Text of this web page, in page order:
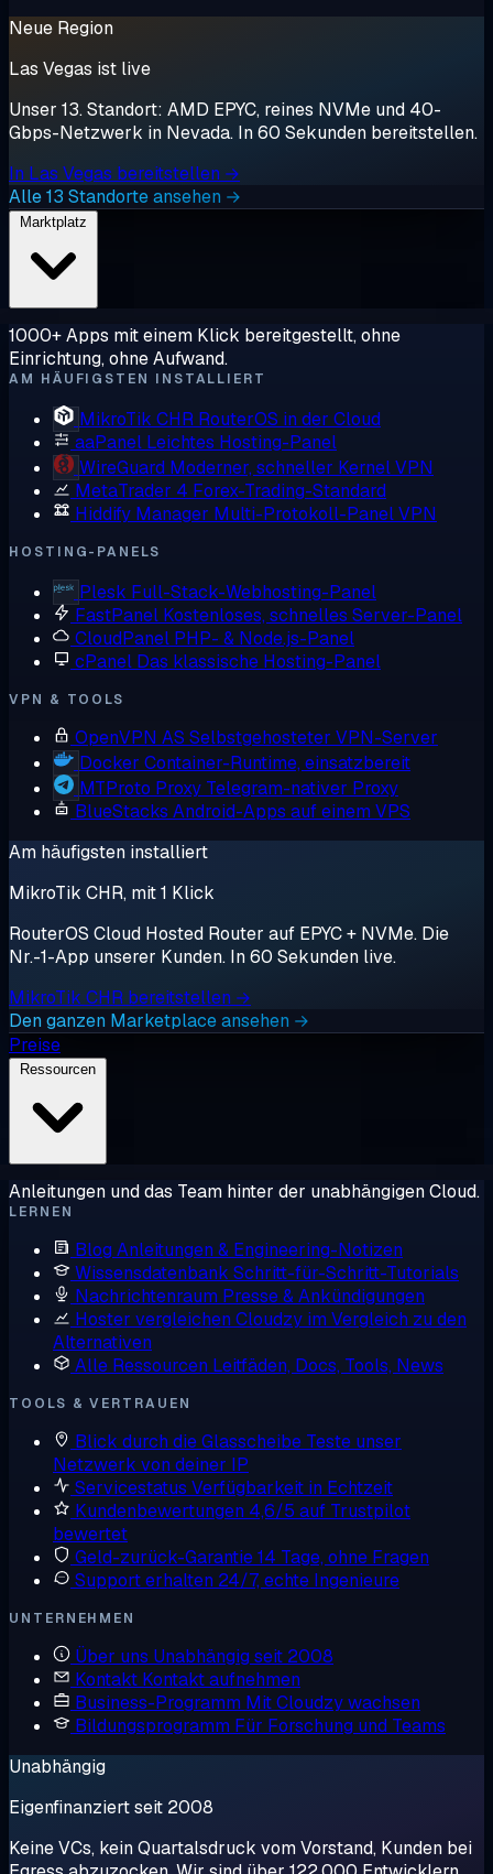
Neue Region
Las Vegas ist live
Unser 13. Standort: AMD EPYC, reines NVMe und 40-
Gbps-Netzwerk in Nevada. In 60 Sekunden bereitstellen.
In Las Vegas bereitstellen →
Alle 13 Standorte ansehen →
1000+ Apps mit einem Klick bereitgestellt, ohne
Einrichtung, ohne Aufwand.
AM HÄUFIGSTEN INSTALLIERT
MikroTik CHR RouterOS in der Cloud
aaPanel Leichtes Hosting-Panel
WireGuard Moderner, schneller Kernel VPN
MetaTrader 4 Forex-Trading-Standard
Hiddify Manager Multi-Protokoll-Panel VPN
HOSTING-PANELS
Plesk Full-Stack-Webhosting-Panel
FastPanel Kostenloses, schnelles Server-Panel
CloudPanel PHP- & Node.js-Panel
cPanel Das klassische Hosting-Panel
VPN & TOOLS
OpenVPN AS Selbstgehosteter VPN-Server
Docker Container-Runtime, einsatzbereit
MTProto Proxy Telegram-nativer Proxy
BlueStacks Android-Apps auf einem VPS
Am häufigsten installiert
MikroTik CHR, mit 1 Klick
RouterOS Cloud Hosted Router auf EPYC + NVMe. Die
Nr.-1-App unserer Kunden. In 60 Sekunden live.
MikroTik CHR bereitstellen →
Den ganzen Marketplace ansehen →
Preise
Anleitungen und das Team hinter der unabhängigen Cloud.
LERNEN
Blog Anleitungen & Engineering-Notizen
Wissensdatenbank Schritt-für-Schritt-Tutorials
Nachrichtenraum Presse & Ankündigungen
Hoster vergleichen Cloudzy im Vergleich zu den
Alternativen
Alle Ressourcen Leitfäden, Docs, Tools, News
TOOLS & VERTRAUEN
Blick durch die Glasscheibe Teste unser
Netzwerk von deiner IP
Servicestatus Verfügbarkeit in Echtzeit
Kundenbewertungen 4,6/5 auf Trustpilot
bewertet
Geld-zurück-Garantie14 Tage, ohne Fragen
Support erhalten 24/7, echte Ingenieure
UNTERNEHMEN
Über uns Unabhängig seit 2008
Kontakt Kontakt aufnehmen
Business-Programm Mit Cloudzy wachsen
Bildungsprogramm Für Forschung und Teams
Unabhängig
Eigenfinanziert seit 2008
Keine VCs, kein Quartalsdruck vom Vorstand, Kunden bei